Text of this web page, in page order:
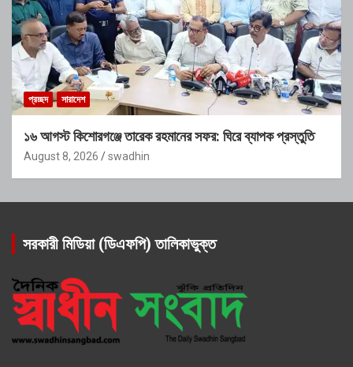
প্রচ্ছদ সারাদেশ
১৬ আগস্ট কিশোরগঞ্জে তারেক রহমানের সফর: ঘিরে ব্যাপক প্রস্তুতি
August 8, 2026 swadhin
সরকারী মিডিয়া (ডিএফপি) তালিকাভুক্ত